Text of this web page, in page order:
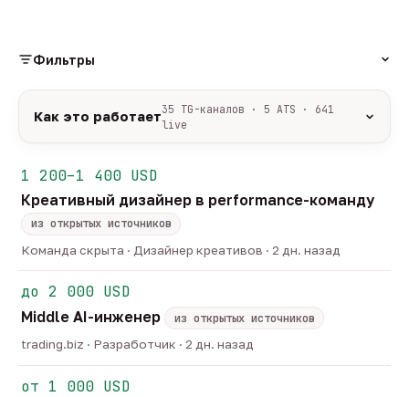
Фильтры
удалённо 547 гибрид
ГРЕЙД
junior44 middle251
head 22
только с зарплатой
Как это работает35 TG-каналов · 5 ATS · 641
live
ArbiHunter, Партнёркин и ATS-площадки
(Greenhouse, Himalayas и другие).
Разбор:нейронка разбирает сырец каждые 30
минут — роль, вертикаль, формат, вилка, грейд.
Скам-фильтр:
без предоплат и взносов, без
обещаний гарантированного дохода, без увода в
Свежесть:протухшее удаляется автоматически
через 30 дней.
35TG-каналов ·5ATS-площадок ·641
1 200–1 400 USD
Креативный дизайнер в performance-команду
из открытых источников
Команда скрыта · Дизайнер креативов · 2 дн. назад
до 2 000 USD
Middle AI-инженер
из открытых источников
trading.biz · Разработчик · 2 дн. назад
от 1 000 USD